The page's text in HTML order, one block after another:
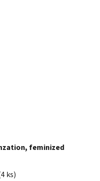
feminized
ks)